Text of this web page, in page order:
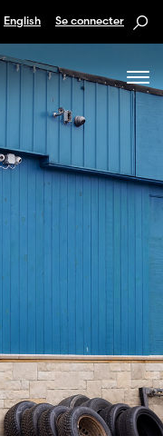
English Se connecter